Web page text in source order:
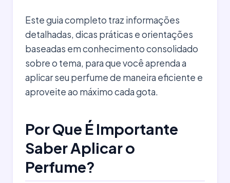
Este guia completo traz informações
detalhadas, dicas práticas e orientações
baseadas em conhecimento consolidado
sobre o tema, para que você aprenda a
aplicar seu perfume de maneira eficiente e
aproveite ao máximo cada gota.
Por Que É Importante
Saber Aplicar o
Perfume?